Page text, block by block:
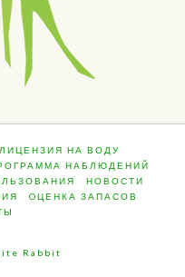
ЛИЦЕНЗИЯ НА ВОДУ
НАБЛЮДЕНИЙ
НОВОСТИ
OЦЕНКА ЗАПАСОВ
Rabbit